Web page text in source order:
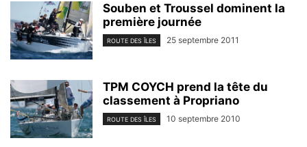
Souben et Troussel dominent la
première journée
ROUTE DES ÎLES 25 septembre 2011
TPM COYCH prend la tête du
classement à Propriano
ROUTE DES ÎLES 10 septembre 2010